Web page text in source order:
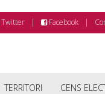
Twitter Facebook
TERRITORI CENS